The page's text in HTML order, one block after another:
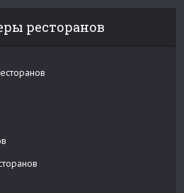
ресторанов